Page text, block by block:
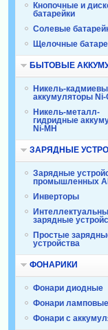
Кнопочные и
батарейки
Солевые
Щелочные
БЫТОВЫЕ
Никель-
аккумуляторы Ni-
Никель-металл-
гидридные
Ni-MH
ЗАРЯДНЫЕ
Зарядные
промышленных
Инверторы
зарядные
Простые
устройства
ФОНАРИКИ
Фонари диодные
Фонари ламповые
Фонари с